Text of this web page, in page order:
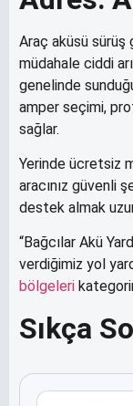
Araç aküsü sürüş
müdahale ciddi
genelinde
amper seçimi,
sağlar.
Yerinde ücretsiz
aracınız güvenli
destek almak
“Bağcılar Akü
verdiğimiz yol
bölgeleri
Sıkça